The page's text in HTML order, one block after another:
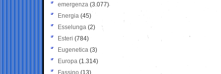
emergenza (3.077)
Energia (45)
Esselunga (2)
Esteri (784)
Eugenetica (3)
Europa (1.314)
Fassino (13)